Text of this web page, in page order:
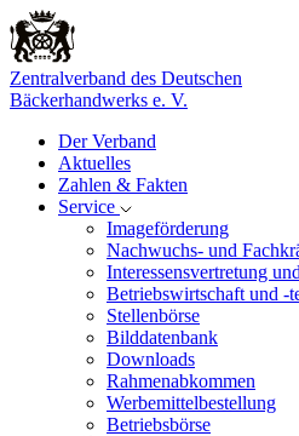
Zentralverband des Deutschen
Bäckerhandwerks e. V.
Der Verband
Aktuelles
Zahlen & Fakten
Service
Imageförderung
Nachwuchs- und
Interessensvertretung
Betriebswirtschaft und -
Stellenbörse
Bilddatenbank
Downloads
Rahmenabkommen
Werbemittelbestellung
Betriebsbörse